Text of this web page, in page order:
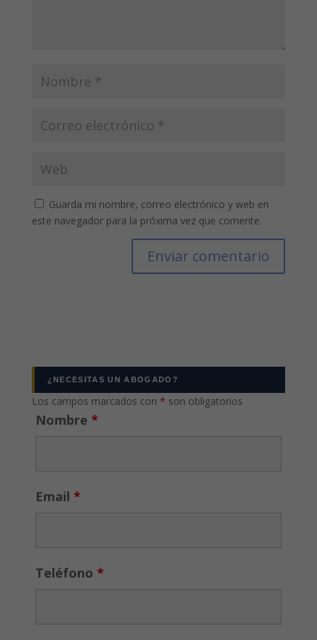
Guarda mi nombre, correo electrónico y web en
este navegador para la próxima vez que comente.
¿NECESITAS UN ABOGADO?
Los campos marcados con * son obligatorios
Nombre *
Email *
Teléfono *